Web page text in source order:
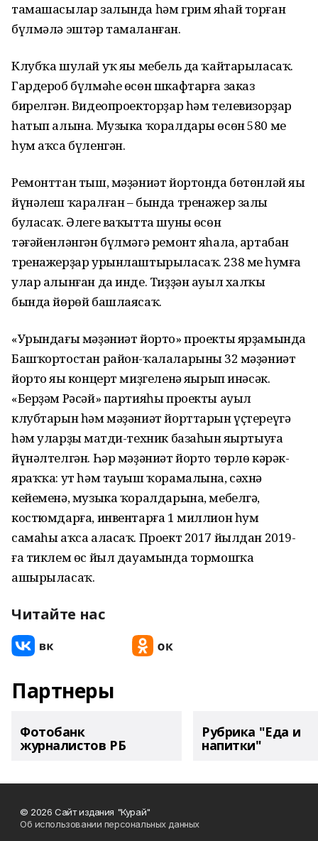
тамашасылар залында һәм грим яһай торған
бүлмәлә эштәр тамаланған.
Клубҡа шулай уҡ яңы мебель да ҡайтарыласаҡ.
Гардероб бүлмәһе өсөн шкафтарға заказ
бирелгән. Видеопроекторҙар һәм телевизорҙар
һатып алына. Музыка ҡоралдары өсөн 580 мең
һум аҡса бүленгән.
Ремонттан тыш, мәҙәниәт йортонда бөтөнләй яңы
йүнәлеш ҡаралған – бында тренажер залы
буласаҡ. Әлеге ваҡытта шуның өсөн
тәғәйенләнгән бүлмәгә ремонт яһала, артабан
тренажерҙар урынлаштырыласаҡ. 238 мең һумға
улар алынған да инде. Тиҙҙән ауыл халҡы
бында йөрөй башлаясаҡ.
«Урындағы мәҙәниәт йорто» проекты ярҙамында
Башҡортостан район-ҡалаларының 32 мәҙәниәт
йорто яңы концерт миҙгеленә яңырып инәсәк.
«Берҙәм Рәсәй» партияһы проекты ауыл
клубтарын һәм мәҙәниәт йорттарын үҫтереүгә
һәм уларҙың матди-техник базаһын яңыртыуға
йүнәлтелгән. Һәр мәҙәниәт йорто төрлө кәрәк-
яраҡҡа: ут һәм тауыш ҡорамалына, сәхнә
кейеменә, музыка ҡоралдарына, мебелгә,
костюмдарға, инвентарға 1 миллион һум
самаһы аҡса аласаҡ. Проект 2017 йылдан 2019-
ға тиклем өс йыл дауамында тормошҡа
ашырыласаҡ.
Читайте нас
Партнеры
Фотобанк
журналистов РБ
Рубрика "Еда и
напитки"
© 2026 Сайт издания "Курай"
Об использовании персональных данных